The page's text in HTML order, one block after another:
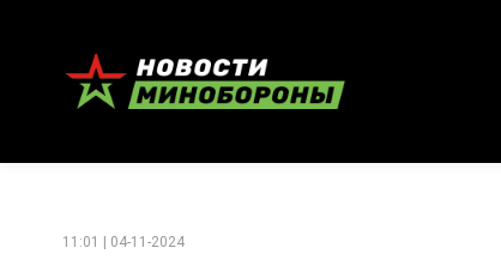
11:01 | 04-11-2024